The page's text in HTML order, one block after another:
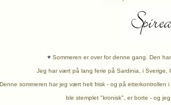
♥ Sommeren er over for denne gang. Den
Jeg har vært på lang ferie på Sardinia, i Sverige,
Denne sommeren har jeg vært helt frisk - og på etterkontrollen
ble stemplet "kronisk", er borte - og